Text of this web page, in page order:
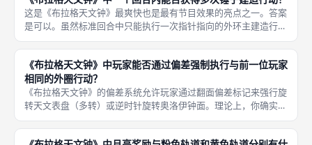
这是《布拉格天文钟》最爽快也是最有节目效果的亮点之一。答案
是可以。虽然标准回合中只能执行一次指针指向的外环主建造行
动，但玩家可以通过轨道上的奖励触发额外的建造。 例如，当你
在创新轨道（蓝）爬到一定等级获得「红信封」奖励时，可能会解
锁「立即再
《布拉格天文钟》中玩家能否通过偏差强制执行与前一位玩家
相同的外圈行动？
《布拉格天文钟》的偏差系统允许玩家通过翻面偏差标记来强行旋
转天文表盘（多转）或逆时针旋转奥洛伊钟面。理论上，你确实可
以强行将指针导航到前一位玩家刚刚执行过的外圈区段。 但由于
双表盘联动的复杂性，即便外圈区域重合，内圈钟面区段也可能完